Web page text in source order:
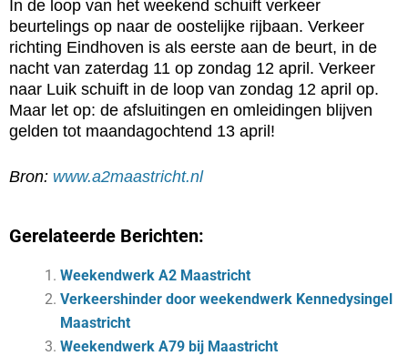
In de loop van het weekend schuift verkeer
beurtelings op naar de oostelijke rijbaan. Verkeer
richting Eindhoven is als eerste aan de beurt, in de
nacht van zaterdag 11 op zondag 12 april. Verkeer
naar Luik schuift in de loop van zondag 12 april op.
Maar let op: de afsluitingen en omleidingen blijven
gelden tot maandagochtend 13 april!
Bron: www.a2maastricht.nl
Gerelateerde Berichten:
Weekendwerk A2 Maastricht
Verkeershinder door weekendwerk Kennedysingel
Maastricht
Weekendwerk A79 bij Maastricht